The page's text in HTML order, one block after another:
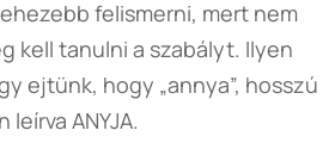
felismerni, mert nem
kell tanulni a szabályt. Ilyen
ejtünk, hogy „annya”, hosszú
ANYJA.